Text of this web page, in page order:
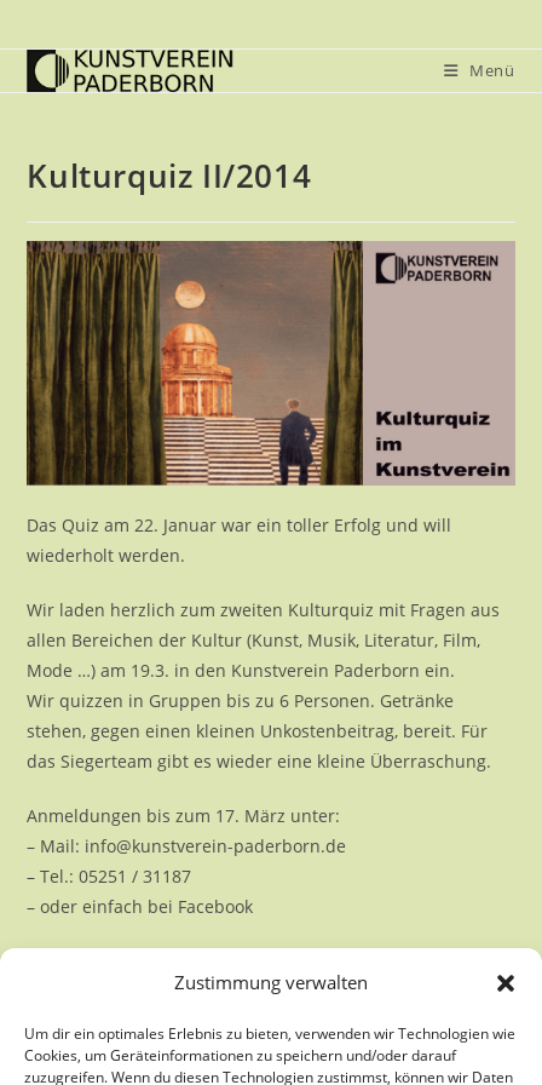
Zustimmung verwalten
Um dir ein optimales Erlebnis zu bieten, verwenden wir Technologien wie
Cookies, um Geräteinformationen zu speichern und/oder darauf
zuzugreifen. Wenn du diesen Technologien zustimmst, können wir Daten
Inhalt
springen
Menü
Kulturquiz II/2014
Das Quiz am 22. Januar war ein toller Erfolg und will
wiederholt werden.
Wir laden herzlich zum zweiten Kulturquiz mit Fragen aus
allen Bereichen der Kultur (Kunst, Musik, Literatur, Film,
Mode …) am 19.3. in den Kunstverein Paderborn ein.
Wir quizzen in Gruppen bis zu 6 Personen. Getränke
stehen, gegen einen kleinen Unkostenbeitrag, bereit. Für
das Siegerteam gibt es wieder eine kleine Überraschung.
Anmeldungen bis zum 17. März unter:
– Mail: info@kunstverein-paderborn.de
– Tel.: 05251 / 31187
– oder einfach bei Facebook